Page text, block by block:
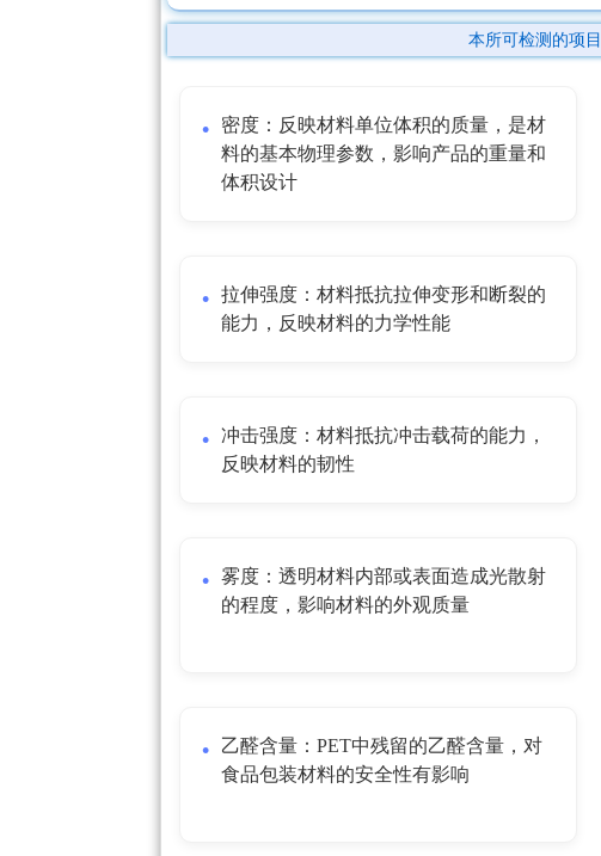
本所可检测的项目
密度：反映材料单位体积的质量，是材
料的基本物理参数，影响产品的重量和
体积设计
拉伸强度：材料抵抗拉伸变形和断裂的
能力，反映材料的力学性能
冲击强度：材料抵抗冲击载荷的能力，
反映材料的韧性
雾度：透明材料内部或表面造成光散射
的程度，影响材料的外观质量
乙醛含量：PET中残留的乙醛含量，对
食品包装材料的安全性有影响